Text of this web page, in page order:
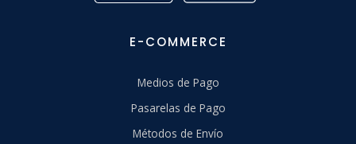
E-COMMERCE
Medios de Pago
Pasarelas de Pago
Métodos de Envío